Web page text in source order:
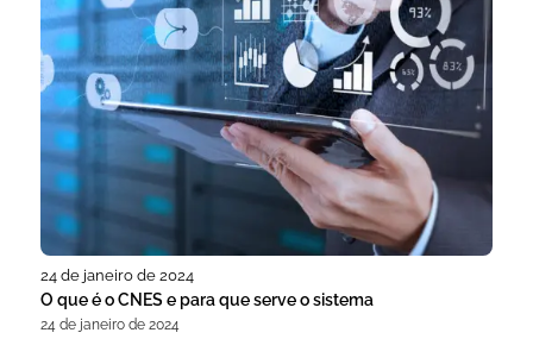
24 de janeiro de 2024
O que é o CNES e para que serve o sistema
24 de janeiro de 2024